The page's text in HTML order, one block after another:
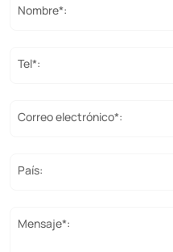
Nombre*:
Tel*:
Correo electrónico*:
País:
Mensaje*: